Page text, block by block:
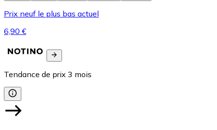
Prix neuf le plus bas actuel
6,90 €
Tendance de prix 3 mois